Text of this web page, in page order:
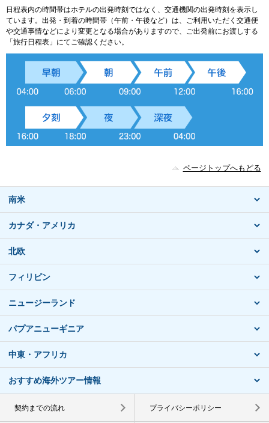
日程表内の時間帯はホテルの出発時刻ではなく、交通機関の出発時刻を表示し
ています。出発・到着の時間帯（午前・午後など）は、ご利用いただく交通便
や交通事情などにより変更となる場合がありますので、ご出発前にお渡しする
「旅行日程表」にてご確認ください。
ページトップへもどる
南米
カナダ・アメリカ
北欧
フィリピン
ニュージーランド
パプアニューギニア
中東・アフリカ
おすすめ海外ツアー情報
契約までの流れ プライバシーポリシー